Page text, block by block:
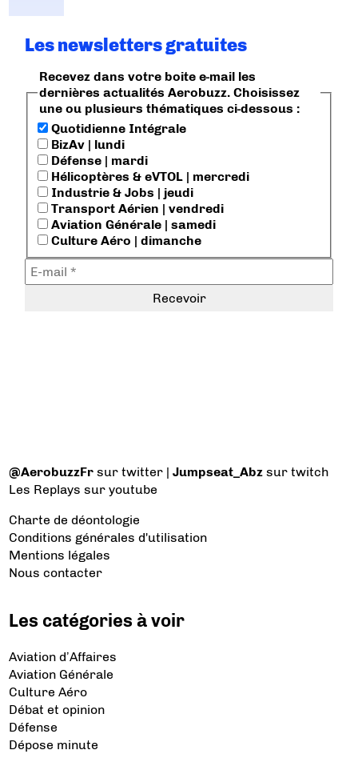
Les newsletters gratuites
Recevez dans votre boite e-mail les
dernières actualités Aerobuzz. Choisissez
une ou plusieurs thématiques ci-dessous :
Quotidienne Intégrale
BizAv | lundi
Défense | mardi
Hélicoptères & eVTOL | mercredi
Industrie & Jobs | jeudi
Transport Aérien | vendredi
Aviation Générale | samedi
Culture Aéro | dimanche
@AerobuzzFr sur twitter |Jumpseat_Abz sur twitch
Les Replays sur youtube
Charte de déontologie
Conditions générales d'utilisation
Mentions légales
Nous contacter
Les catégories à voir
Aviation d’Affaires
Aviation Générale
Culture Aéro
Débat et opinion
Défense
Dépose minute